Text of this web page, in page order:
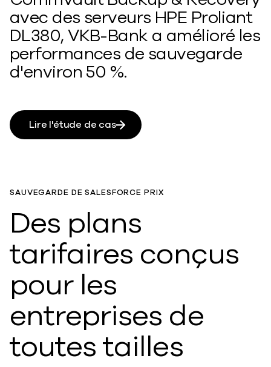
avec des serveurs HPE Proliant
DL380, VKB-Bank a amélioré les
performances de sauvegarde
d'environ 50 %.
Lire l'étude de cas
SAUVEGARDE DE SALESFORCE PRIX
Des plans
tarifaires conçus
pour les
entreprises de
toutes tailles